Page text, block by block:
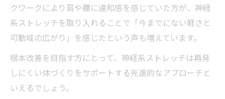
神経系ストレッチ効果を実感した利用者の
声
SSSストレッチ仙台で見られる主な効果と
は
神経系ストレッチ 効果がないと感じるケー
クワークにより肩や腰に違和感を感じていた方が、神経
系ストレッチを取り入れることで「今までにない軽さと
可動域の広がり」を感じたという声も増えています。
根本改善を目指す方にとって、神経系ストレッチは再発
しにくい体づくりをサポートする先進的なアプローチと
いえるでしょう。